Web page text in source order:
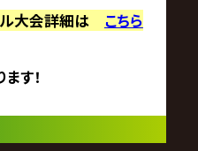
大会詳細は こちら
す！